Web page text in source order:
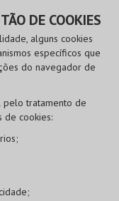
DE COOKIES
alguns cookies
específicos que
do navegador de
pelo tratamento de
de cookies: